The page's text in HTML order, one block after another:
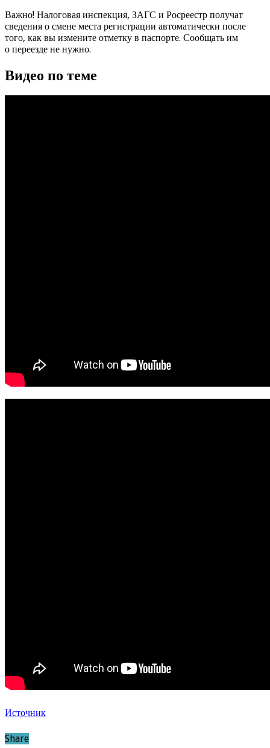
Важно! Налоговая инспекция, ЗАГС и Росреестр получат
сведения о смене места регистрации автоматически после
того, как вы измените отметку в паспорте. Сообщать им
о переезде не нужно.
Видео по теме
Источник
Share